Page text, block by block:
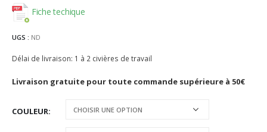
Fiche techique
UGS : ND
Délai de livraison: 1 à 2 civières de travail
Livraison gratuite pour toute commande supérieure à 50€
COULEUR